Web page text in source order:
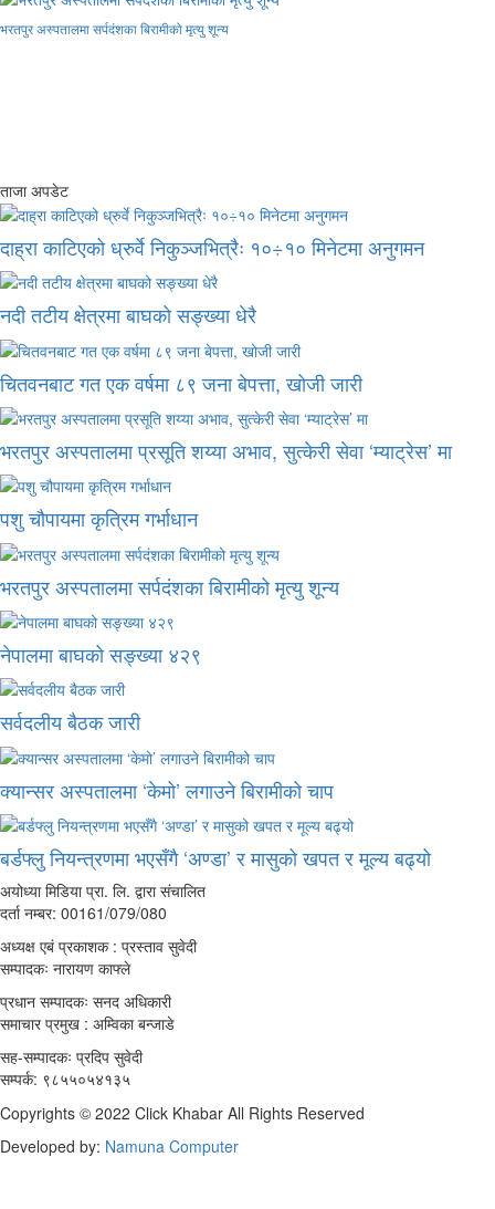
भरतपुर अस्पतालमा सर्पदंशका बिरामीको मृत्यु शून्य
ताजा अपडेट
दाह्रा काटिएको ध्रुर्वे निकुञ्जभित्रैः १०÷१० मिनेटमा अनुगमन
नदी तटीय क्षेत्रमा बाघको सङ्ख्या धेरै
चितवनबाट गत एक वर्षमा ८९ जना बेपत्ता, खोजी जारी
भरतपुर अस्पतालमा प्रसूति शय्या अभाव, सुत्केरी सेवा ‘म्याट्रेस’ मा
पशु चौपायमा कृत्रिम गर्भाधान
भरतपुर अस्पतालमा सर्पदंशका बिरामीको मृत्यु शून्य
नेपालमा बाघको सङ्ख्या ४२९
सर्वदलीय बैठक जारी
क्यान्सर अस्पतालमा ‘केमो’ लगाउने बिरामीको चाप
बर्डफ्लु नियन्त्रणमा भएसँगै ‘अण्डा’ र मासुको खपत र मूल्य बढ्यो
अयोध्या मिडिया प्रा. लि. द्वारा संचालित
दर्ता नम्बर: 00161/079/080
अध्यक्ष एबं प्रकाशक : प्रस्ताव सुवेदी
सम्पादकः नारायण काफ्ले
प्रधान सम्पादकः सनद अधिकारी
समाचार प्रमुख : अम्विका बन्जाडे
सह-सम्पादकः प्रदिप सुवेदी
सम्पर्क: ९८५५०५४१३५
Copyrights © 2022 Click Khabar All Rights Reserved
Developed by: Namuna Computer